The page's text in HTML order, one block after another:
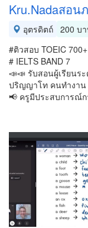
Kru.Nadaสอน
อุตรดิตถ์ 200 บ
#ติวสอบ TOEIC 700+
# IELTS BAND 7
📣📣 รับสอนผู้เรียนร
ปริญญาโท คนทำงาน
📢 ครูมีประสบการณ์